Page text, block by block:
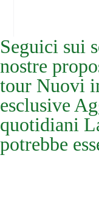
Seguici sui
nostre
tour Nuovi
esclusive
quotidiani
potrebbe